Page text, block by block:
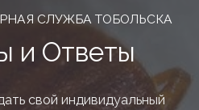
СЛУЖБА ТОБОЛЬСКА
и Ответы
свой индивидуальный